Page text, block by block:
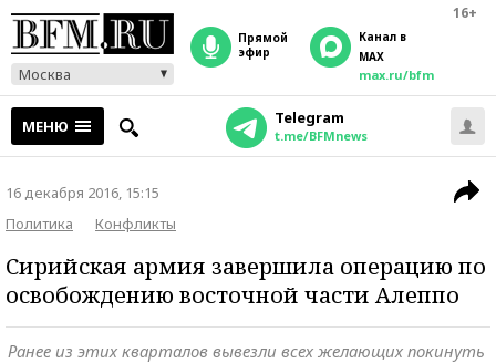
16+
Москва
прямой
эфир
Канал в
MAX
max.ru/bfm
МЕНЮ Telegram
t.me/BFMnews
16 декабря 2016, 15:15
Политика
Конфликты
Сирийская армия завершила операцию по
освобождению восточной части Алеппо
Ранее из этих кварталов вывезли всех желающих покинуть